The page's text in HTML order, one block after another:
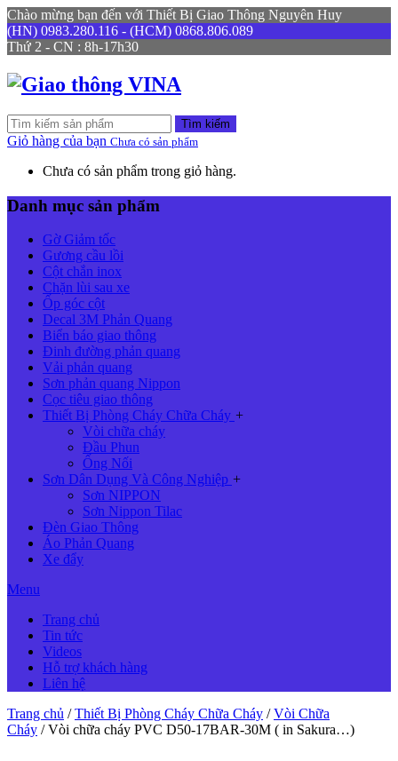
Chào mừng bạn đến với Thiết Bị Giao Thông Nguyên Huy
(HN) 0983.280.116 - (HCM) 0868.806.089
Thứ 2 - CN : 8h-17h30
Tìm kiếm
Giỏ hàng của bạn Chưa có sản phẩm
Chưa có sản phẩm trong giỏ hàng.
Danh mục sản phẩm
Gờ Giảm tốc
Gương cầu lồi
Cột chắn inox
Chặn lùi sau xe
Ốp góc cột
Decal 3M Phản Quang
Biển báo giao thông
Đinh đường phản quang
Vải phản quang
Sơn phản quang Nippon
Cọc tiêu giao thông
Thiết Bị Phòng Cháy Chữa Cháy +
Vòi chữa cháy
Đầu Phun
Ống Nối
Sơn Dân Dụng Và Công Nghiệp +
Sơn NIPPON
Sơn Nippon Tilac
Đèn Giao Thông
Áo Phản Quang
Xe đẩy
Menu
Trang chủ
Tin tức
Videos
Hỗ trợ khách hàng
Liên hệ
Trang chủ /Thiết Bị Phòng Cháy Chữa Cháy /Vòi Chữa
Cháy / Vòi chữa cháy PVC D50-17BAR-30M ( in Sakura…)